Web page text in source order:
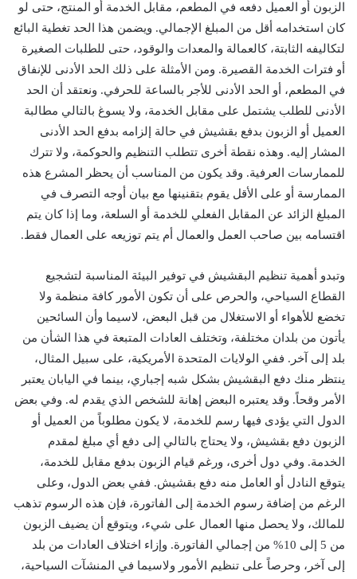
الزبون أو العميل دفعه في المطعم، مقابل الخدمة أو المنتج، حتى لو
كان استخدامه أقل من المبلغ الإجمالي. ويضمن هذا الحد تغطية البائع
لتكاليفه الثابتة، كالعمالة والمعدات والوقود، حتى للطلبات الصغيرة
أو فترات الخدمة القصيرة. ومن الأمثلة على ذلك الحد الأدنى للإنفاق
في المطعم، أو الحد الأدنى للأجر بالساعة للحرفي. ونعتقد أن الحد
الأدنى للطلب يشتمل على مقابل الخدمة، ولا يسوغ بالتالي مطالبة
العميل أو الزبون بدفع بقشيش في حالة إلزامه بدفع الحد الأدنى
المشار إليه. وهذه نقطة أخرى تتطلب التنظيم والحوكمة، ولا تترك
للممارسات العرفية. وقد يكون من المناسب أن يحظر المشرع هذه
الممارسة أو على الأقل يقوم بتقنينها مع بيان أوجه التصرف في
المبلغ الزائد عن المقابل الفعلي للخدمة أو السلعة، وما إذا كان يتم
اقتسامه بين صاحب العمل والعمال أم يتم توزيعه على العمال فقط.
وتبدو أهمية تنظيم البقشيش في توفير البيئة المناسبة لتشجيع
القطاع السياحي، والحرص على أن تكون الأمور كافة منظمة ولا
تخضع للأهواء أو الاستغلال من قبل البعض، لاسيما وأن السائحين
يأتون من بلدان مختلفة، وتختلف العادات المتبعة في هذا الشأن من
بلد إلى آخر. ففي الولايات المتحدة الأمريكية، على سبيل المثال،
ينتظر منك دفع البقشيش بشكل شبه إجباري، بينما في اليابان يعتبر
الأمر وقحاً. وقد يعتبره البعض إهانة للشخص الذي يقدم له. وفي بعض
الدول التي يؤدى فيها رسم للخدمة، لا يكون مطلوباً من العميل أو
الزبون دفع بقشيش، ولا يحتاج بالتالي إلى دفع أي مبلغ لمقدم
الخدمة. وفي دول أخرى، ورغم قيام الزبون بدفع مقابل للخدمة،
يتوقع النادل أو العامل منه دفع بقشيش. ففي بعض الدول، وعلى
الرغم من إضافة رسوم الخدمة إلى الفاتورة، فإن هذه الرسوم تذهب
للمالك، ولا يحصل منها العمال على شيء، ويتوقع أن يضيف الزبون
من 5 إلى 10% من إجمالي الفاتورة. وإزاء اختلاف العادات من بلد
إلى آخر، وحرصاً على تنظيم الأمور ولاسيما في المنشآت السياحية،